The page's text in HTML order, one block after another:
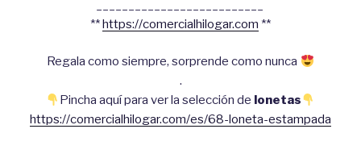
**https://comercialhilogar.com **
Regala como siempre, sorprende como nunca
.
Pincha aquí para ver la selección de lonetas
https://comercialhilogar.com/es/68-loneta-estampada